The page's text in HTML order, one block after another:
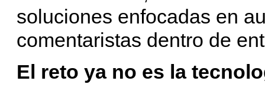
soluciones enfocadas en
comentaristas dentro de
El reto ya no es la